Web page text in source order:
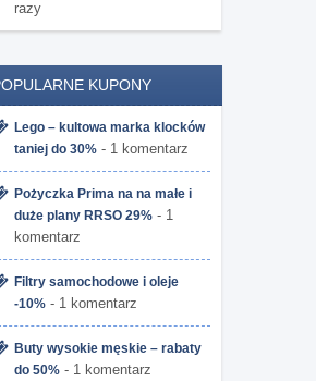
razy
KUPONY
Lego – kultowa marka klocków
taniej do 30% - 1 komentarz
Pożyczka Prima na na małe i
duże plany RRSO 29% - 1
komentarz
Filtry samochodowe i oleje
-10% - 1 komentarz
Buty wysokie męskie – rabaty
do 50% - 1 komentarz